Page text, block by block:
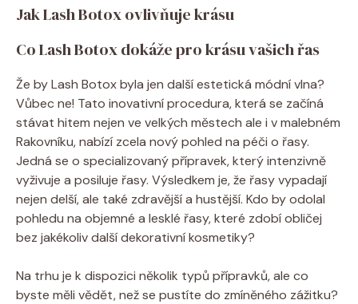
Jak Lash Botox ovlivňuje krásu
Co Lash Botox dokáže pro krásu vašich řas
Že by Lash Botox byla jen další estetická módní vlna?
Vůbec ne! Tato inovativní procedura, která se začíná
stávat hitem nejen ve velkých městech ale i v malebném
Rakovníku, nabízí zcela nový pohled na péči o řasy.
Jedná se o specializovaný přípravek, který intenzivně
vyživuje a posiluje řasy. Výsledkem je, že řasy vypadají
nejen delší, ale také zdravější a hustější. Kdo by odolal
pohledu na objemné a lesklé řasy, které zdobí obličej
bez jakékoliv další dekorativní kosmetiky?
Na trhu je k dispozici několik typů přípravků, ale co
byste měli vědět, než se pustíte do zmíněného zážitku?